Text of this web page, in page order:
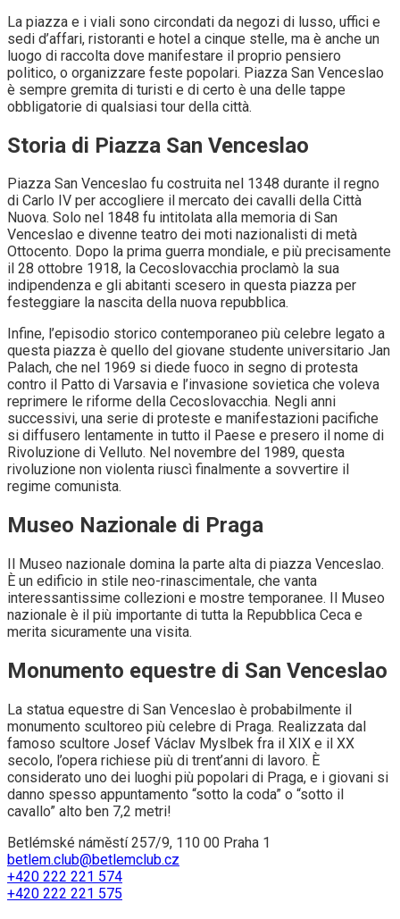
La piazza e i viali sono circondati da negozi di lusso, uffici e
sedi d’affari, ristoranti e hotel a cinque stelle, ma è anche un
luogo di raccolta dove manifestare il proprio pensiero
politico, o organizzare feste popolari. Piazza San Venceslao
è sempre gremita di turisti e di certo è una delle tappe
obbligatorie di qualsiasi tour della città.
Storia di Piazza San Venceslao
Piazza San Venceslao fu costruita nel 1348 durante il regno
di Carlo IV per accogliere il mercato dei cavalli della Città
Nuova. Solo nel 1848 fu intitolata alla memoria di San
Venceslao e divenne teatro dei moti nazionalisti di metà
Ottocento. Dopo la prima guerra mondiale, e più precisamente
il 28 ottobre 1918, la Cecoslovacchia proclamò la sua
indipendenza e gli abitanti scesero in questa piazza per
festeggiare la nascita della nuova repubblica.
Infine, l’episodio storico contemporaneo più celebre legato a
questa piazza è quello del giovane studente universitario Jan
Palach, che nel 1969 si diede fuoco in segno di protesta
contro il Patto di Varsavia e l’invasione sovietica che voleva
reprimere le riforme della Cecoslovacchia. Negli anni
successivi, una serie di proteste e manifestazioni pacifiche
si diffusero lentamente in tutto il Paese e presero il nome di
Rivoluzione di Velluto. Nel novembre del 1989, questa
rivoluzione non violenta riuscì finalmente a sovvertire il
regime comunista.
Museo Nazionale di Praga
Il Museo nazionale domina la parte alta di piazza Venceslao.
È un edificio in stile neo-rinascimentale, che vanta
interessantissime collezioni e mostre temporanee. Il Museo
nazionale è il più importante di tutta la Repubblica Ceca e
merita sicuramente una visita.
Monumento equestre di San Venceslao
La statua equestre di San Venceslao è probabilmente il
monumento scultoreo più celebre di Praga. Realizzata dal
famoso scultore Josef Václav Myslbek fra il XIX e il XX
secolo, l’opera richiese più di trent’anni di lavoro. È
considerato uno dei luoghi più popolari di Praga, e i giovani si
danno spesso appuntamento “sotto la coda” o “sotto il
cavallo” alto ben 7,2 metri!
Betlémské náměstí 257/9, 110 00 Praha 1
betlem.club@betlemclub.cz
+420 222 221 574
+420 222 221 575